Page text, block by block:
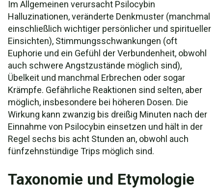
Im Allgemeinen verursacht Psilocybin
Halluzinationen, veränderte Denkmuster (manchmal
einschließlich wichtiger persönlicher und spiritueller
Einsichten), Stimmungsschwankungen (oft
Euphorie und ein Gefühl der Verbundenheit, obwohl
auch schwere Angstzustände möglich sind),
Übelkeit und manchmal Erbrechen oder sogar
Krämpfe. Gefährliche Reaktionen sind selten, aber
möglich, insbesondere bei höheren Dosen. Die
Wirkung kann zwanzig bis dreißig Minuten nach der
Einnahme von Psilocybin einsetzen und hält in der
Regel sechs bis acht Stunden an, obwohl auch
fünfzehnstündige Trips möglich sind.
Taxonomie und Etymologie